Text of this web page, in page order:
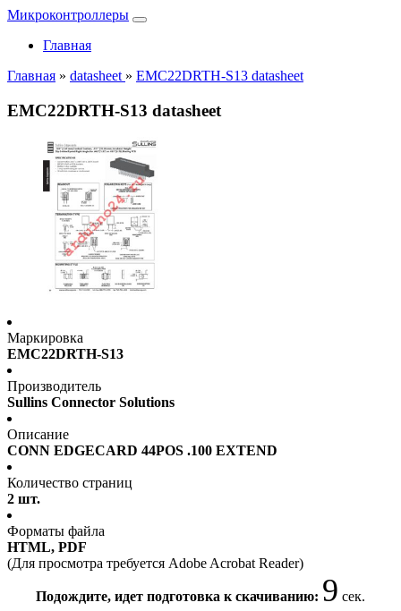
Микроконтроллеры
Главная
Главная » datasheet » EMC22DRTH-S13 datasheet
EMC22DRTH-S13 datasheet
Маркировка
EMC22DRTH-S13
Производитель
Sullins Connector Solutions
Описание
CONN EDGECARD 44POS .100 EXTEND
Количество страниц
2 шт.
Форматы файла
HTML, PDF
(Для просмотра требуется Adobe Acrobat Reader)
Подождите, идет подготовка к скачиванию: 9 сек.